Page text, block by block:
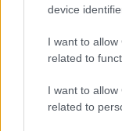
device
I want to
related to
I want to
related to
Mason
Paul Onuachu